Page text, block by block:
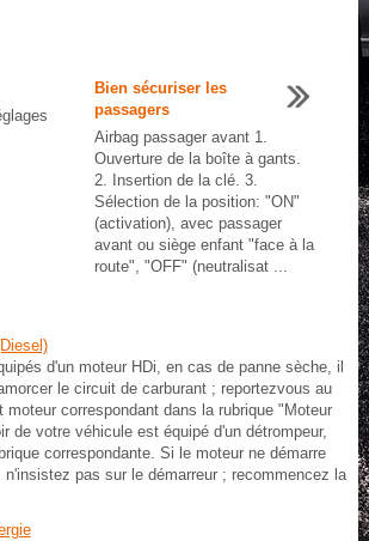
Bien sécuriser les
passagers
Airbag passager avant 1.
Ouverture de la boîte à gants.
2. Insertion de la clé. 3.
Sélection de la position: "ON"
(activation), avec passager
avant ou siège enfant "face à la
route", "OFF" (neutralisat ...
d'un moteur HDi, en cas de panne sèche, il
le circuit de carburant ; reportezvous au
moteur correspondant dans la rubrique "Moteur
de votre véhicule est équipé d'un détrompeur,
correspondante. Si le moteur ne démarre
n'insistez pas sur le démarreur ; recommencez la